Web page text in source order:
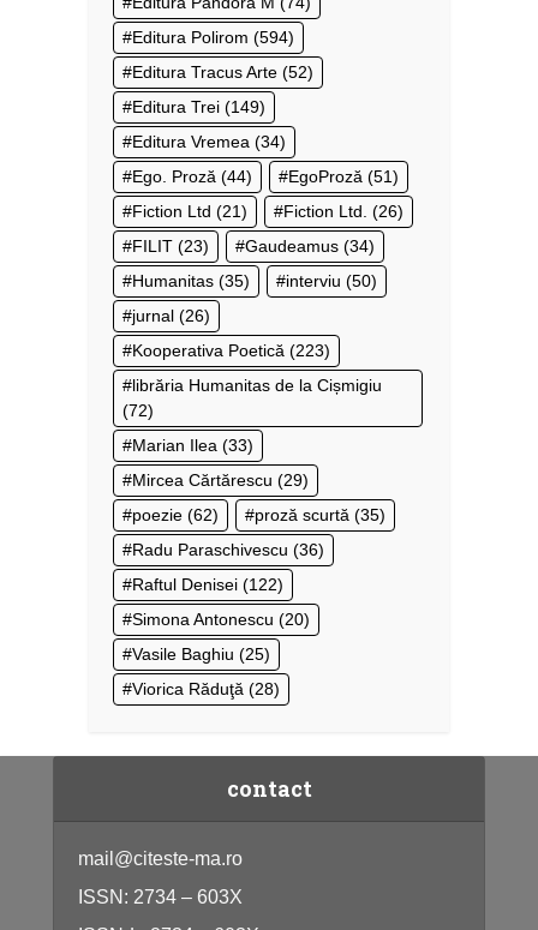
Editura Polirom (594)
Editura Tracus Arte (52)
Editura Trei (149)
Editura Vremea (34)
Ego. Proză (44) EgoProză (51)
Fiction Ltd (21) Fiction Ltd. (26)
FILIT (23) Gaudeamus (34)
Humanitas (35) interviu (50)
jurnal (26)
Kooperativa Poetică (223)
librăria Humanitas de la Cișmigiu
(72)
Marian Ilea (33)
Mircea Cărtărescu (29)
poezie (62) proză scurtă (35)
Radu Paraschivescu (36)
Raftul Denisei (122)
Simona Antonescu (20)
Vasile Baghiu (25)
Viorica Răduţă (28)
contact
mail@citeste-ma.ro
ISSN: 2734 – 603X